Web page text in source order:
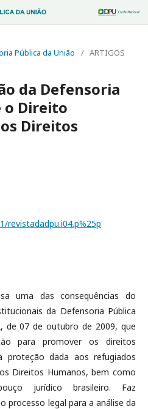
Pública da União
/ ARTIGOS
da Defensoria
o Direito
Direitos
revistadadpu.i04.p%25p
uma das consequências do
da Defensoria Pública
de 07 de outubro de 2009, que
para promover os direitos
proteção dada aos refugiados
Direitos Humanos, bem como
jurídico brasileiro. Faz
processo legal para a análise da